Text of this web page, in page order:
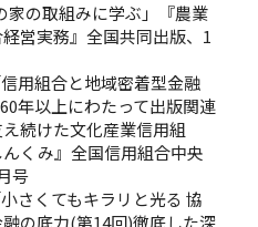
家の取組みに学ぶ」『農業
営実務』全国共同出版、1
用組合と地域密着型金融
年以上にわたって出版関連
続けた文化産業信用組
くみ』全国信用組合中央
号
さくてもキラリと光る 協
の底力(第14回)徹底した深